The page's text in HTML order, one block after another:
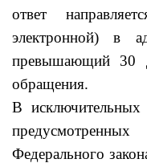
ответ
электронной) в
превышающий 30
обращения.
В
Федерального